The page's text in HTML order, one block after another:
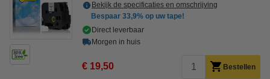
Bekijk de specificaties en omschrijving
Bespaar 33,9% op uw tape!
Direct leverbaar
Morgen in huis
€ 19,50 Bestellen